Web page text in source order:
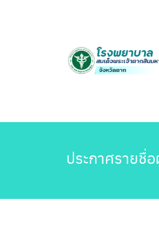
ประกาศรายชื่